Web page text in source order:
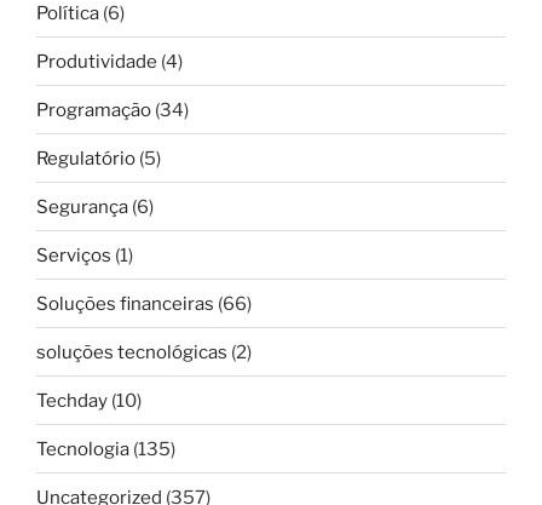
Política (6)
Produtividade (4)
Programação (34)
Regulatório (5)
Segurança (6)
Serviços (1)
Soluções financeiras (66)
soluções tecnológicas (2)
Techday (10)
Tecnologia (135)
Uncategorized (357)